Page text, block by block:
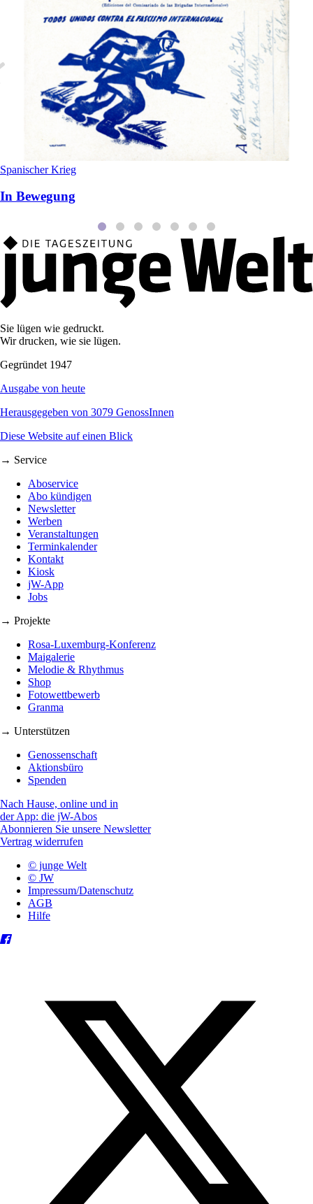
Spanischer Krieg
In Bewegung
Sie lügen wie gedruckt.
Wir drucken, wie sie lügen.
Gegründet 1947
Ausgabe von heute
Herausgegeben von 3079 GenossInnen
Diese Website auf einen Blick
→ Service
Aboservice
Abo kündigen
Newsletter
Werben
Veranstaltungen
Terminkalender
Kontakt
Kiosk
jW-App
Jobs
→ Projekte
Rosa-Luxemburg-Konferenz
Maigalerie
Melodie & Rhythmus
Shop
Fotowettbewerb
Granma
→ Unterstützen
Genossenschaft
Aktionsbüro
Spenden
Nach Hause, online und in
der App: die jW-Abos
Abonnieren Sie unsere Newsletter
Vertrag widerrufen
© junge Welt
© JW
Impressum/Datenschutz
AGB
Hilfe